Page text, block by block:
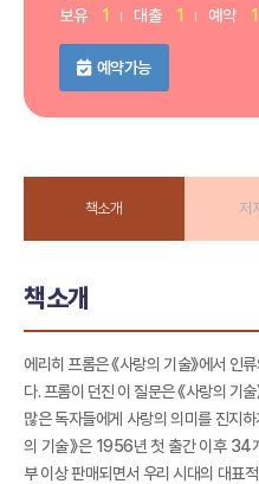
보유 1 대출 1 예약 1
예약가능
책소개 저
책소개
에리히 프롬은 《사랑의 기술》에서 인
다. 프롬이 던진 이 질문은 《사랑의 기
많은 독자들에게 사랑의 의미를 진지
의 기술》은 1956년 첫 출간 이후 34
부 이상 판매되면서 우리 시대의 대표